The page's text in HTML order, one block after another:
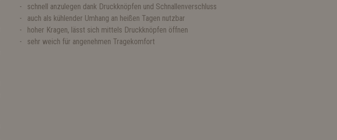
schnell anzulegen dank Druckknöpfen und Schnallenverschluss
auch als kühlender Umhang an heißen Tagen nutzbar
hoher Kragen, lässt sich mittels Druckknöpfen öffnen
sehr weich für angenehmen Tragekomfort